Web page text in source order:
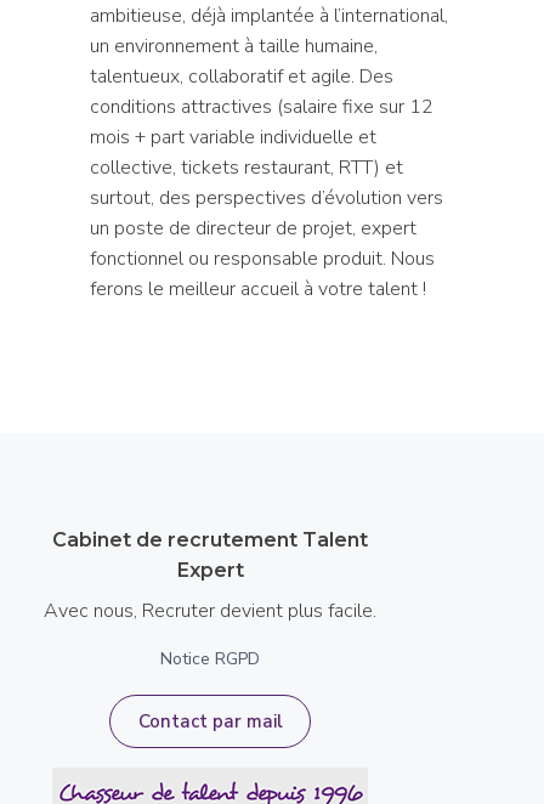
ambitieuse, déjà implantée à l’international,
un environnement à taille humaine,
talentueux, collaboratif et agile. Des
conditions attractives (salaire fixe sur 12
mois + part variable individuelle et
collective, tickets restaurant, RTT) et
surtout, des perspectives d’évolution vers
un poste de directeur de projet, expert
fonctionnel ou responsable produit. Nous
ferons le meilleur accueil à votre talent !
Cabinet de recrutement Talent
Expert
Avec nous, Recruter devient plus facile.
Notice RGPD
Contact par mail